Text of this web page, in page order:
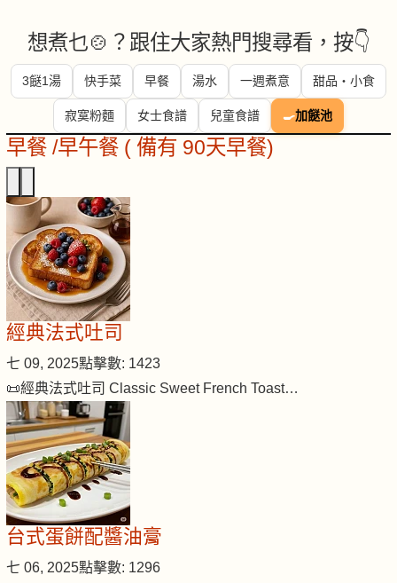
想煮乜🍲？跟住大家熱門搜尋看，按👇
3餸1湯 快手菜 早餐 湯水 一週煮意 甜品・小食
寂寞粉麵 女士食譜 兒童食譜 🍳加餸池
早餐 /早午餐 ( 備有 90天早餐)
經典法式吐司
七 09, 2025點擊數: 1423
📜經典法式吐司 Classic Sweet French Toast…
台式蛋餅配醬油膏
七 06, 2025點擊數: 1296